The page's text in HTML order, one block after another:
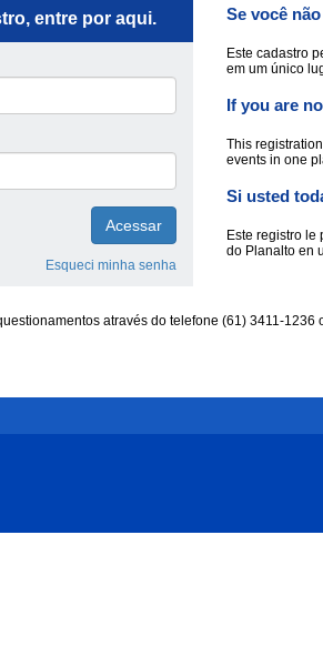
entre por aqui.
Acessar
Esqueci minha senha
Se você
Este cadastro
em um único
If you are
This
events in one
Si usted
Este registro
do Planalto en
através do telefone (61) 3411-1236